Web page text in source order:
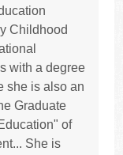
Childhood
with a degree
she is also an
Graduate
of
She is